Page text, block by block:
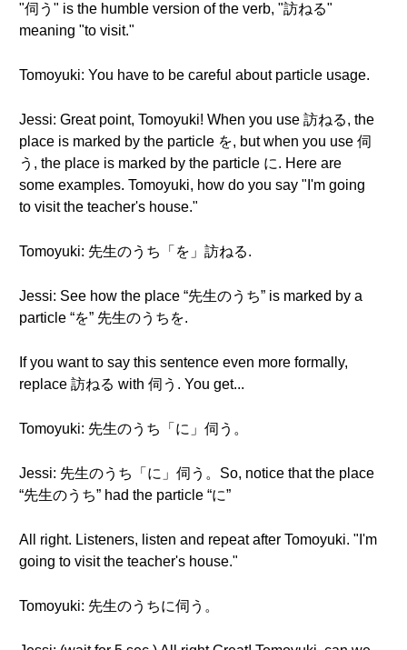
"伺う" is the humble version of the verb, "訪ねる"
meaning "to visit."
Tomoyuki: You have to be careful about particle usage.
Jessi: Great point, Tomoyuki! When you use 訪ねる, the
place is marked by the particle を, but when you use 伺
う, the place is marked by the particle に. Here are
some examples. Tomoyuki, how do you say "I'm going
to visit the teacher's house."
Tomoyuki: 先生のうち「を」訪ねる.
Jessi: See how the place “先生のうち” is marked by a
particle “を” 先生のうちを.
If you want to say this sentence even more formally,
replace 訪ねる with 伺う. You get...
Tomoyuki: 先生のうち「に」伺う。
Jessi: 先生のうち「に」伺う。So, notice that the place
“先生のうち” had the particle “に”
All right. Listeners, listen and repeat after Tomoyuki. "I'm
going to visit the teacher's house."
Tomoyuki: 先生のうちに伺う。